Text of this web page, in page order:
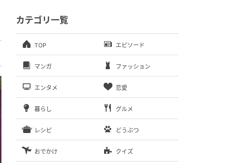
カテゴリ一覧
TOP エピソード
マンガ ファッション
エンタメ 恋愛
暮らし グルメ
レシピ どうぶつ
おでかけ クイズ